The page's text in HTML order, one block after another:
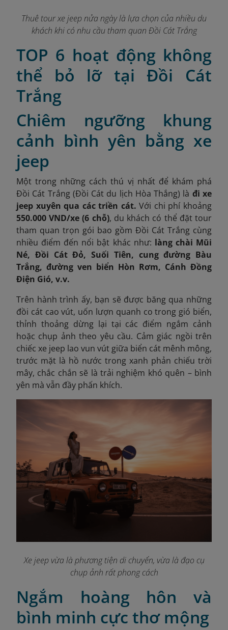
Thuê tour xe jeep nửa ngày là lựa chọn của nhiều du
khách khi có nhu cầu tham quan Đồi Cát Trắng
TOP 6 hoạt động không
thể bỏ lỡ tại Đồi Cát
Trắng
Chiêm ngưỡng khung
cảnh bình yên bằng xe
jeep
Một trong những cách thú vị nhất để khám phá
Đồi Cát Trắng (Đồi Cát du lịch Hòa Thắng) là đi xe
jeep xuyên qua các triền cát. Với chi phí khoảng
550.000 VND/xe (6 chỗ), du khách có thể đặt tour
tham quan trọn gói bao gồm Đồi Cát Trắng cùng
nhiều điểm đến nổi bật khác như: làng chài Mũi
Né, Đồi Cát Đỏ, Suối Tiên, cung đường Bàu
Trắng, đường ven biển Hòn Rơm, Cánh Đồng
Điện Gió, v.v.
Trên hành trình ấy, bạn sẽ được băng qua những
đồi cát cao vút, uốn lượn quanh co trong gió biển,
thỉnh thoảng dừng lại tại các điểm ngắm cảnh
hoặc chụp ảnh theo yêu cầu. Cảm giác ngồi trên
chiếc xe jeep lao vun vút giữa biển cát mênh mông,
trước mặt là hồ nước trong xanh phản chiếu trời
mây, chắc chắn sẽ là trải nghiệm khó quên – bình
yên mà vẫn đầy phấn khích.
Xe jeep vừa là phương tiện di chuyển, vừa là đạo cụ
chụp ảnh rất phong cách
Ngắm hoàng hôn và
bình minh cực thơ mộng